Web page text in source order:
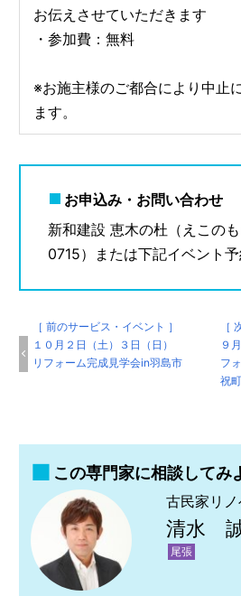
お伝えさせていただきます
・参加費：無料
※お施主様のご都合により中止
ます。
お申込み・お問い合わせ
新和建設 恵木の杜（えこの
0715）または下記イベント
［ 前のサービス・イベント ］
１０月２日（土）３日（日）
リフォーム完成見学会in羽島市
［
９
フ
祝町
この専門家に相談してみ
古民家リ
清水
尾張